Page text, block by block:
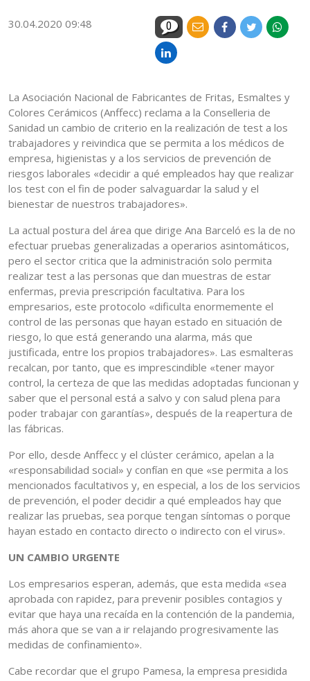
30.04.2020 09:48 0
La Asociación Nacional de Fabricantes de Fritas, Esmaltes y
Colores Cerámicos (Anffecc) reclama a la Conselleria de
Sanidad un cambio de criterio en la realización de test a los
trabajadores y reivindica que se permita a los médicos de
empresa, higienistas y a los servicios de prevención de
riesgos laborales «decidir a qué empleados hay que realizar
los test con el fin de poder salvaguardar la salud y el
bienestar de nuestros trabajadores».
La actual postura del área que dirige Ana Barceló es la de no
efectuar pruebas generalizadas a operarios asintomáticos,
pero el sector critica que la administración solo permita
realizar test a las personas que dan muestras de estar
enfermas, previa prescripción facultativa. Para los
empresarios, este protocolo «dificulta enormemente el
control de las personas que hayan estado en situación de
riesgo, lo que está generando una alarma, más que
justificada, entre los propios trabajadores». Las esmalteras
recalcan, por tanto, que es imprescindible «tener mayor
control, la certeza de que las medidas adoptadas funcionan y
saber que el personal está a salvo y con salud plena para
poder trabajar con garantías», después de la reapertura de
las fábricas.
Por ello, desde Anffecc y el clúster cerámico, apelan a la
«responsabilidad social» y confían en que «se permita a los
mencionados facultativos y, en especial, a los de los servicios
de prevención, el poder decidir a qué empleados hay que
realizar las pruebas, sea porque tengan síntomas o porque
hayan estado en contacto directo o indirecto con el virus».
UN CAMBIO URGENTE
Los empresarios esperan, además, que esta medida «sea
aprobada con rapidez, para prevenir posibles contagios y
evitar que haya una recaída en la contención de la pandemia,
más ahora que se van a ir relajando progresivamente las
medidas de confinamiento».
Cabe recordar que el grupo Pamesa, la empresa presidida